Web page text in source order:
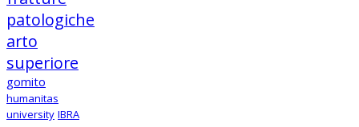
patologiche
arto
superiore
gomito
humanitas
university IBRA